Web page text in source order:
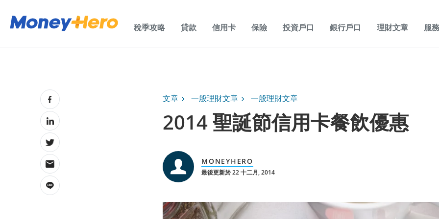
稅季攻略 貸款 信用卡 保險 投資戶口 銀行戶口 理財文章 服
文章 一般理財文章 一般理財文章
2014 聖誕節信用卡餐飲優惠
MONEYHERO
最後更新於 22 十二月, 2014